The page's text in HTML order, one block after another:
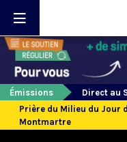
Émissions
Direct au
Prière du Milieu du Jour
Montmartre